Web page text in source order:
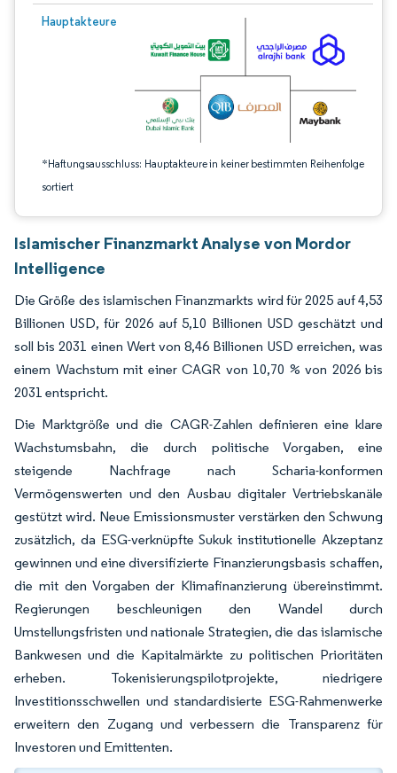
Hauptakteure
*Haftungsausschluss: Hauptakteure in keiner bestimmten Reihenfolge
sortiert
Bild © Mordor Intelligence. Wiederverwendung erfordert Namensnennung
Islamischer Finanzmarkt Analyse von Mordor
Intelligence
Die Größe des islamischen Finanzmarkts wird für 2025 auf 4,53
Billionen USD, für 2026 auf 5,10 Billionen USD geschätzt und
soll bis 2031 einen Wert von 8,46 Billionen USD erreichen, was
einem Wachstum mit einer CAGR von 10,70 % von 2026 bis
2031 entspricht.
Die Marktgröße und die CAGR-Zahlen definieren eine klare
Wachstumsbahn, die durch politische Vorgaben, eine
steigende Nachfrage nach Scharia-konformen
Vermögenswerten und den Ausbau digitaler Vertriebskanäle
gestützt wird. Neue Emissionsmuster verstärken den Schwung
zusätzlich, da ESG-verknüpfte Sukuk institutionelle Akzeptanz
gewinnen und eine diversifizierte Finanzierungsbasis schaffen,
die mit den Vorgaben der Klimafinanzierung übereinstimmt.
Regierungen beschleunigen den Wandel durch
Umstellungsfristen und nationale Strategien, die das islamische
Bankwesen und die Kapitalmärkte zu politischen Prioritäten
erheben. Tokenisierungspilotprojekte, niedrigere
Investitionsschwellen und standardisierte ESG-Rahmenwerke
erweitern den Zugang und verbessern die Transparenz für
Investoren und Emittenten.